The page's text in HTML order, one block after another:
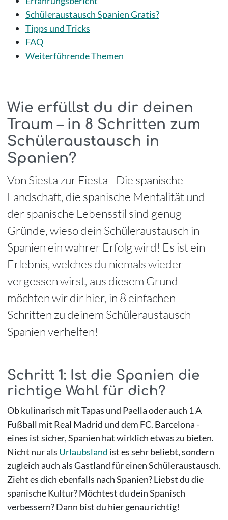
Schüleraustausch Spanien Gratis?
Tipps und Tricks
FAQ
Weiterführende Themen
Wie erfüllst du dir deinen
Traum – in 8 Schritten zum
Schüleraustausch in
Spanien?
Von Siesta zur Fiesta - Die spanische
Landschaft, die spanische Mentalität und
der spanische Lebensstil sind genug
Gründe, wieso dein Schüleraustausch in
Spanien ein wahrer Erfolg wird! Es ist ein
Erlebnis, welches du niemals wieder
vergessen wirst, aus diesem Grund
möchten wir dir hier, in 8 einfachen
Schritten zu deinem Schüleraustausch
Spanien verhelfen!
Schritt 1: Ist die Spanien die
richtige Wahl für dich?
Ob kulinarisch mit Tapas und Paella oder auch 1 A
Fußball mit Real Madrid und dem FC. Barcelona -
eines ist sicher, Spanien hat wirklich etwas zu bieten.
Nicht nur als Urlaubsland ist es sehr beliebt, sondern
zugleich auch als Gastland für einen Schüleraustausch.
Zieht es dich ebenfalls nach Spanien? Liebst du die
spanische Kultur? Möchtest du dein Spanisch
verbessern? Dann bist du hier genau richtig!